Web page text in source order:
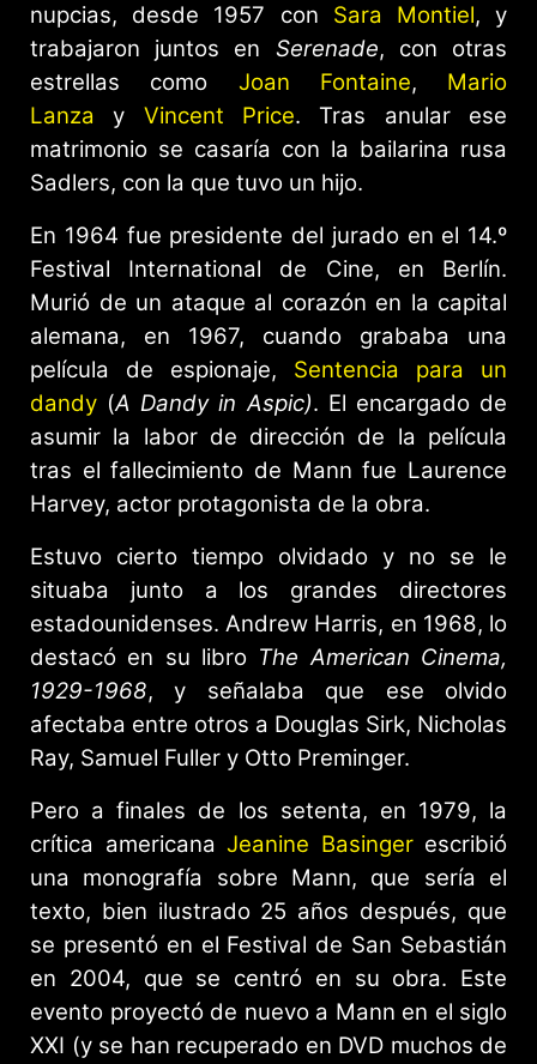
nupcias, desde 1957 con Sara Montiel, y
trabajaron juntos en Serenade, con otras
estrellas como Joan Fontaine, Mario
Lanza y Vincent Price. Tras anular ese
matrimonio se casaría con la bailarina rusa
Sadlers, con la que tuvo un hijo.
En 1964 fue presidente del jurado en el 14.º
Festival International de Cine, en Berlín.
Murió de un ataque al corazón en la capital
alemana, en 1967, cuando grababa una
película de espionaje, Sentencia para un
dandy (A Dandy in Aspic). El encargado de
asumir la labor de dirección de la película
tras el fallecimiento de Mann fue Laurence
Harvey, actor protagonista de la obra.
Estuvo cierto tiempo olvidado y no se le
situaba junto a los grandes directores
estadounidenses. Andrew Harris, en 1968, lo
destacó en su libro The American Cinema,
1929-1968, y señalaba que ese olvido
afectaba entre otros a Douglas Sirk, Nicholas
Ray, Samuel Fuller y Otto Preminger.
Pero a finales de los setenta, en 1979, la
crítica americana Jeanine Basingerescribió
una monografía sobre Mann, que sería el
texto, bien ilustrado 25 años después, que
se presentó en el Festival de San Sebastián
en 2004, que se centró en su obra. Este
evento proyectó de nuevo a Mann en el siglo
XXI (y se han recuperado en DVD muchos de